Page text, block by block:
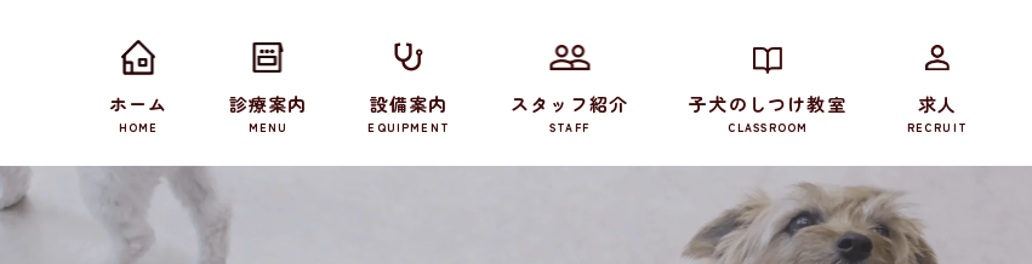
ホーム
HOME
診療案内
MENU
設備案内
EQUIPMENT
スタッフ紹介
STAFF
子犬のしつけ教室
CLASSROOM
求人
RECRUIT